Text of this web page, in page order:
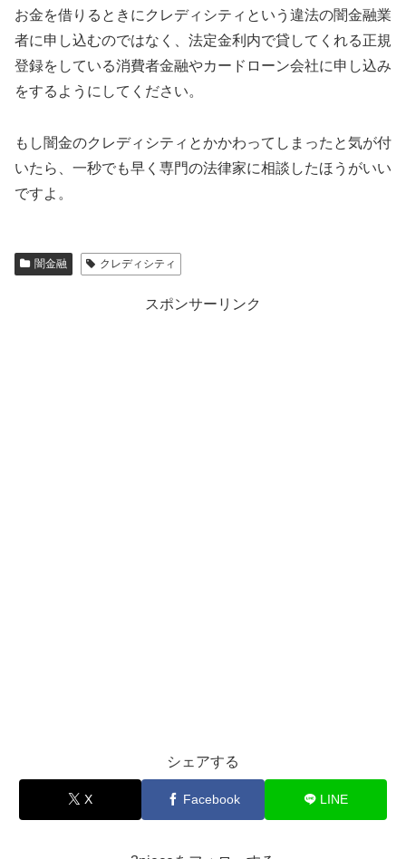
お金を借りるときに クレディシティ という違法の闇金融業
者に申し込むのではなく、法定金利内で貸してくれる正規
登録をしている消費者金融やカードローン会社に申し込み
をするようにしてください。
もし闇金のクレディシティ とかかわってしまったと気が付
いたら、一秒でも早く専門の法律家に相談したほうがいい
ですよ。
闇金融 クレディシティ
スポンサーリンク
シェアする
X Facebook LINE